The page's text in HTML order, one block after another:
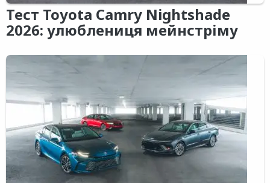
Тест Toyota Camry Nightshade
2026: улюблениця мейнстріму